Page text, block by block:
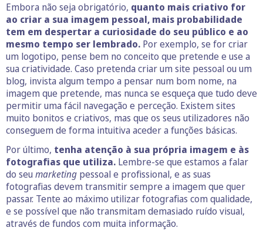
Embora não seja obrigatório, quanto mais criativo for
ao criar a sua imagem pessoal, mais probabilidade
tem em despertar a curiosidade do seu público e ao
mesmo tempo ser lembrado. Por exemplo, se for criar
um logotipo, pense bem no conceito que pretende e use a
sua criatividade. Caso pretenda criar um site pessoal ou um
blog, invista algum tempo a pensar num bom nome, na
imagem que pretende, mas nunca se esqueça que tudo deve
permitir uma fácil navegação e perceção. Existem sites
muito bonitos e criativos, mas que os seus utilizadores não
conseguem de forma intuitiva aceder a funções básicas.
Por último, tenha atenção à sua própria imagem e às
fotografias que utiliza. Lembre-se que estamos a falar
do seu marketing pessoal e profissional, e as suas
fotografias devem transmitir sempre a imagem que quer
passar. Tente ao máximo utilizar fotografias com qualidade,
e se possível que não transmitam demasiado ruído visual,
através de fundos com muita informação.